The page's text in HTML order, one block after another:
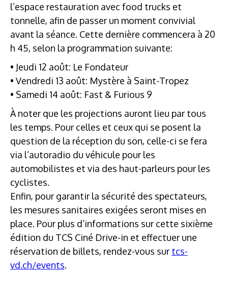
l’espace restauration avec food trucks et
tonnelle, afin de passer un moment convivial
avant la séance. Cette dernière commencera à 20
h 45, selon la programmation suivante:
• Jeudi 12 août: Le Fondateur
• Vendredi 13 août: Mystère à Saint-Tropez
• Samedi 14 août: Fast & Furious 9
À noter que les projections auront lieu par tous
les temps. Pour celles et ceux qui se posent la
question de la réception du son, celle-ci se fera
via l’autoradio du véhicule pour les
automobilistes et via des haut-parleurs pour les
cyclistes.
Enfin, pour garantir la sécurité des spectateurs,
les mesures sanitaires exigées seront mises en
place. Pour plus d’informations sur cette sixième
édition du TCS Ciné Drive-in et effectuer une
réservation de billets, rendez-vous sur tcs-
vd.ch/events.